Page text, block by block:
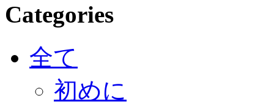
Categories
全て
初めに